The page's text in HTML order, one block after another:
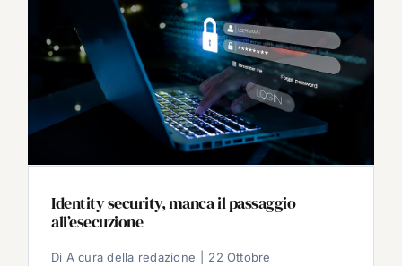
Identity security, manca il passaggio
all’esecuzione
Di A cura della redazione
22 Ottobre